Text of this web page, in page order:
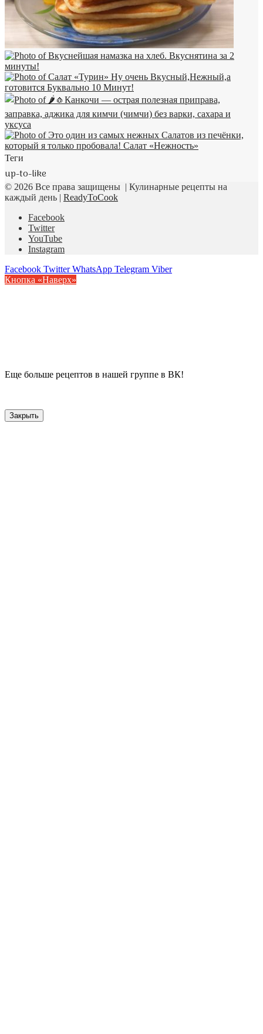
Теги
up-to-like
© 2026 Все права защищены | Кулинарные рецепты на
каждый день | ReadyToCook
Facebook
Twitter
YouTube
Instagram
Facebook Twitter WhatsApp Telegram Viber
Кнопка «Наверх»
Еще больше рецептов в нашей группе в ВК!
Закрыть